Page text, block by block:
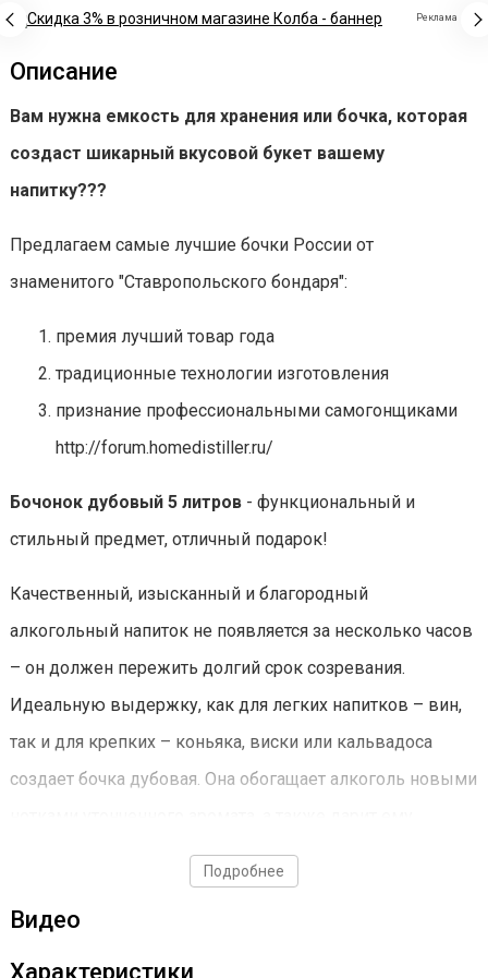
Реклама
Описание
Вам нужна емкость для хранения или бочка, которая
создаст шикарный вкусовой букет вашему
напитку???
Предлагаем самые лучшие бочки России от
знаменитого "Ставропольского бондаря":
премия лучший товар года
традиционные технологии изготовления
признание профессиональными самогонщиками
http://forum.homedistiller.ru/
Бочонок дубовый 5 литров - функциональный и
стильный предмет, отличный подарок!
Качественный, изысканный и благородный
алкогольный напиток не появляется за несколько часов
– он должен пережить долгий срок созревания.
Идеальную выдержку, как для легких напитков – вин,
так и для крепких – коньяка, виски или кальвадоса
создает бочка дубовая. Она обогащает алкоголь новыми
исключительный вкусовой оттенок.
Кавказский колотый дуб
Подробнее
Видео
Характеристики